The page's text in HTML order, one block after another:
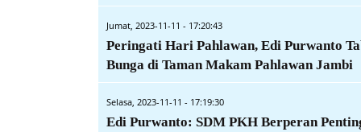
Jumat, 2023-11-11 - 17:20:43
Peringati Hari Pahlawan, Edi Purwanto
Bunga di Taman Makam Pahlawan Jambi
Selasa, 2023-11-11 - 17:19:30
Edi Purwanto: SDM PKH Berperan